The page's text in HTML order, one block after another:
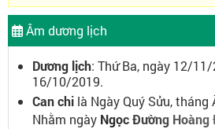
Âm dương lịch
Dương lịch: Thứ Ba, ngày 12/
16/10/2019.
Can chi là Ngày Quý Sửu, tháng
Nhằm ngày Ngọc Đường Hoàng